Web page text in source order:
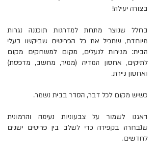
בצורה יעילה!
בחלל שנוצר מתחת למדרגות תוכננה נגרות
מיוחדת, שתכיל את כל הפריטים שביקשו בעלי
הבית: מגירות לנעלים, מקום למשחקים מקום
לתיקים, אחסון המדיה (ממיר, מחשב, מדפסת)
ואחסון ניירת.
כשיש מקום לכל דבר, הסדר בבית נשמר.
דאגנו לשמור על צבעוניות נעימה והרמונית
שנבחרה בקפידה כדי לשלב בין פריטים ישנים
לחדשים.